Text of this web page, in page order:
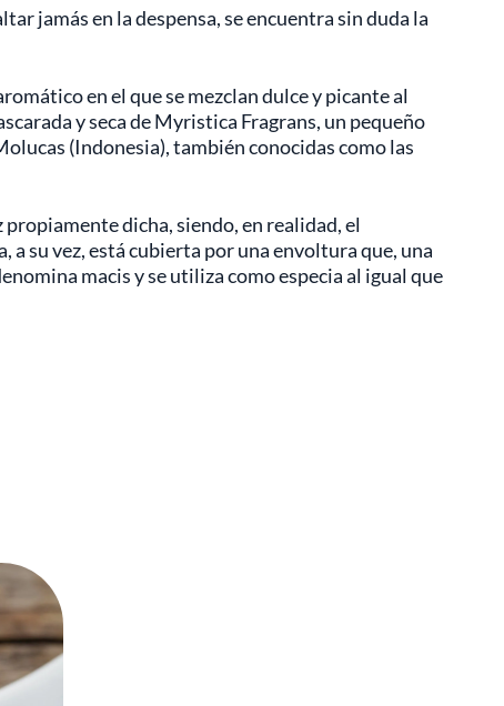
jamás en la despensa, se encuentra sin duda la
en el que se mezclan dulce y picante al
y seca de Myristica Fragrans, un pequeño
(Indonesia), también conocidas como las
propiamente dicha, siendo, en realidad, el
a su vez, está cubierta por una envoltura que, una
macis y se utiliza como especia al igual que